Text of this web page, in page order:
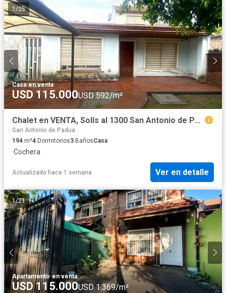
1 /25
Casa·en venta
USD 115.000USD 592/m²
Chalet en VENTA, Solís al 1300 San Antonio de Padua
San Antonio de Padua
194 m²4 Dormitorios3 BañosCasa
·Cochera
Actualizado hace 1 semana Ver en detalle
1/21
Apartamento·en venta
USD 115.000USD 1.369/m²